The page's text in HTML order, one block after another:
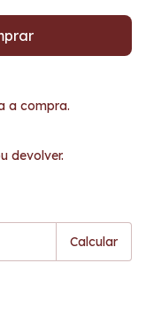
a compra.
devolver.
Calcular